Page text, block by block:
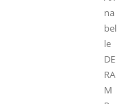
na
bel
le
DE
RA
M